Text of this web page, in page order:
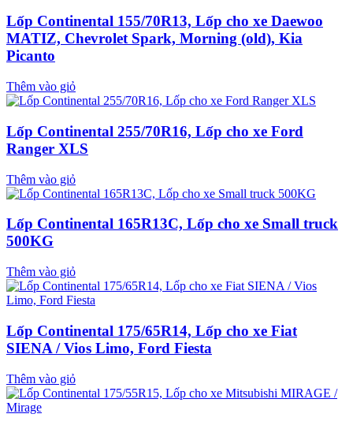
Lốp Continental 155/70R13, Lốp cho xe Daewoo
MATIZ, Chevrolet Spark, Morning (old), Kia
Picanto
Thêm vào giỏ
Lốp Continental 255/70R16, Lốp cho xe Ford
Ranger XLS
Thêm vào giỏ
Lốp Continental 165R13C, Lốp cho xe Small truck
500KG
Thêm vào giỏ
Lốp Continental 175/65R14, Lốp cho xe Fiat
SIENA / Vios Limo, Ford Fiesta
Thêm vào giỏ